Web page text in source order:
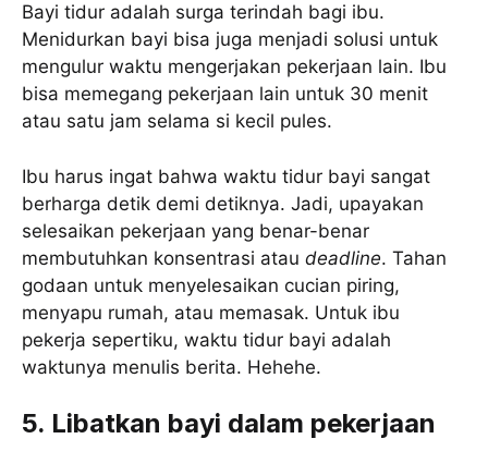
Bayi tidur adalah surga terindah bagi ibu.
Menidurkan bayi bisa juga menjadi solusi untuk
mengulur waktu mengerjakan pekerjaan lain. Ibu
bisa memegang pekerjaan lain untuk 30 menit
atau satu jam selama si kecil pules.
Ibu harus ingat bahwa waktu tidur bayi sangat
berharga detik demi detiknya. Jadi, upayakan
selesaikan pekerjaan yang benar-benar
membutuhkan konsentrasi atau deadline. Tahan
godaan untuk menyelesaikan cucian piring,
menyapu rumah, atau memasak. Untuk ibu
pekerja sepertiku, waktu tidur bayi adalah
waktunya menulis berita. Hehehe.
5. Libatkan bayi dalam pekerjaan